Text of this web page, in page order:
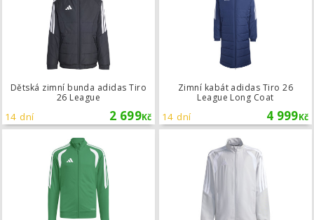
Dětská zimní bunda adidas Tiro
26 League
2 699Kč
14 dní
Zimní kabát adidas Tiro 26
League Long Coat
4 999Kč
14 dní